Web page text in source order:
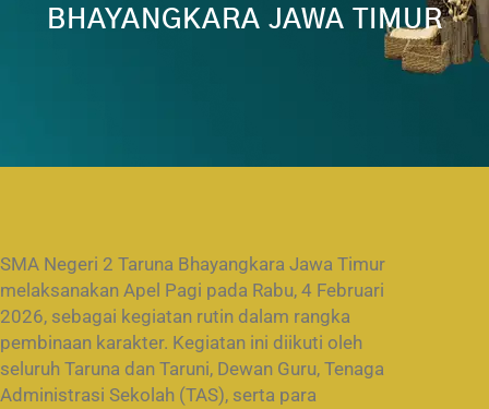
BHAYANGKARA JAWA TIMUR
SMA Negeri 2 Taruna Bhayangkara Jawa Timur
melaksanakan Apel Pagi pada Rabu, 4 Februari
2026, sebagai kegiatan rutin dalam rangka
pembinaan karakter. Kegiatan ini diikuti oleh
seluruh Taruna dan Taruni, Dewan Guru, Tenaga
Administrasi Sekolah (TAS), serta para